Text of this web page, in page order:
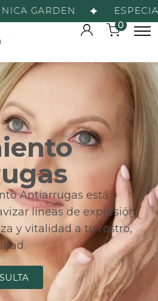
GARDEN
0
Antiarrugas está
líneas de expresión
y vitalidad a tu rostro,